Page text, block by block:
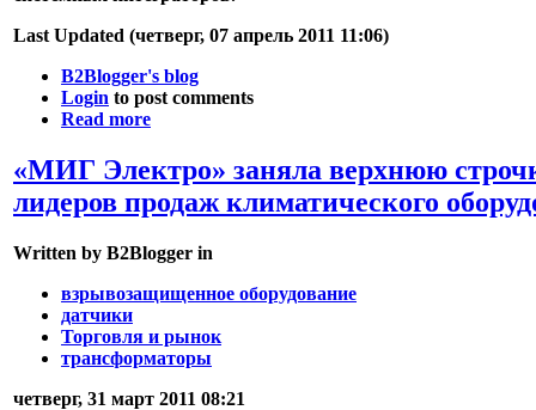
Last Updated (четверг, 07 апрель 2011 11:06)
B2Blogger's blog
Login to post comments
Read more
«МИГ Электро» заняла верхнюю
лидеров продаж климатического
Written by B2Blogger in
взрывозащищенное оборудование
датчики
Торговля и рынок
трансформаторы
четверг, 31 март 2011 08:21